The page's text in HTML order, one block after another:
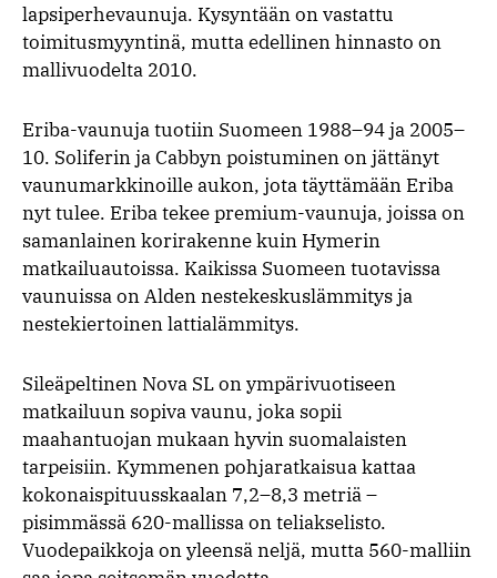
lapsiperhevaunuja. Kysyntään on vastattu
toimitusmyyntinä, mutta edellinen hinnasto on
mallivuodelta 2010.
Eriba-vaunuja tuotiin Suomeen 1988–94 ja 2005–
10. Soliferin ja Cabbyn poistuminen on jättänyt
vaunumarkkinoille aukon, jota täyttämään Eriba
nyt tulee. Eriba tekee premium-vaunuja, joissa on
samanlainen korirakenne kuin Hymerin
matkailuautoissa. Kaikissa Suomeen tuotavissa
vaunuissa on Alden nestekeskuslämmitys ja
nestekiertoinen lattialämmitys.
Sileäpeltinen Nova SL on ympärivuotiseen
matkailuun sopiva vaunu, joka sopii
maahantuojan mukaan hyvin suomalaisten
tarpeisiin. Kymmenen pohjaratkaisua kattaa
kokonaispituusskaalan 7,2–8,3 metriä –
pisimmässä 620-mallissa on teliakselisto.
Vuodepaikkoja on yleensä neljä, mutta 560-malliin